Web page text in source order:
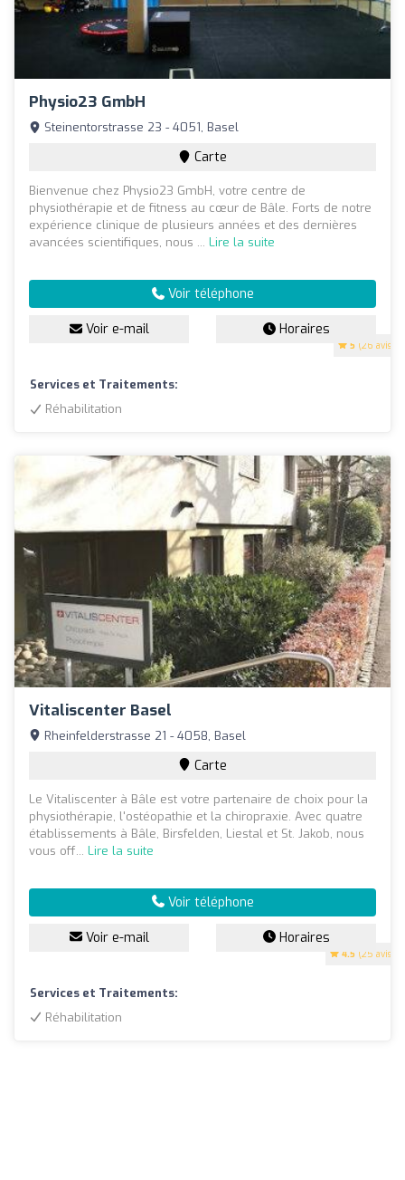
Physio23 GmbH
5 (26 avis)
Steinentorstrasse 23 - 4051, Basel
Carte
Bienvenue chez Physio23 GmbH, votre centre de
physiothérapie et de fitness au cœur de Bâle. Forts de notre
expérience clinique de plusieurs années et des dernières
avancées scientifiques, nous ... Lire la suite
Voir téléphone
Voir e-mail Horaires
Services et Traitements:
Réhabilitation
Vitaliscenter Basel
4.5 (25 avis)
Rheinfelderstrasse 21 - 4058, Basel
Carte
Le Vitaliscenter à Bâle est votre partenaire de choix pour la
physiothérapie, l'ostéopathie et la chiropraxie. Avec quatre
établissements à Bâle, Birsfelden, Liestal et St. Jakob, nous
vous off... Lire la suite
Voir téléphone
Voir e-mail Horaires
Services et Traitements:
Réhabilitation